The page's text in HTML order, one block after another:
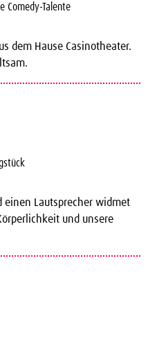
Comedy-Talente
dem Hause Casinotheater.
einen Lautsprecher widmet
und unsere